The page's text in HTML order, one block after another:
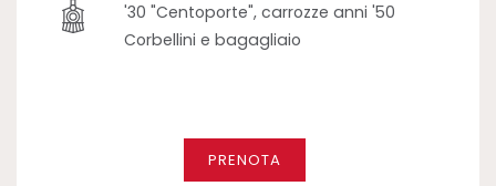
'30 "Centoporte", carrozze anni '50
Corbellini e bagagliaio
PRENOTA